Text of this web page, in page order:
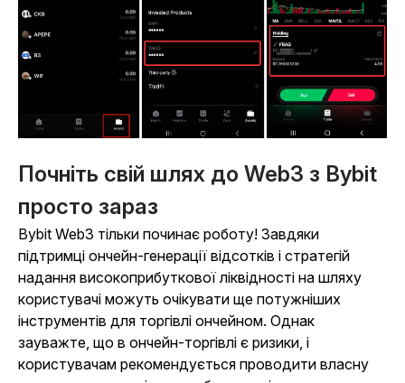
Почніть свій шлях до Web3 з Bybit
просто зараз
Bybit Web3 тільки починає роботу! Завдяки
підтримці ончейн-генерації відсотків і стратегій
надання високоприбуткової ліквідності на шляху
користувачі можуть очікувати ще потужніших
інструментів для торгівлі ончейном. Однак
зауважте, що в ончейн-торгівлі є ризики, і
користувачам рекомендується проводити власну